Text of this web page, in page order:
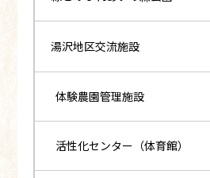
湯沢地区交流施設
体験農園管理施設
活性化センター（体育館）